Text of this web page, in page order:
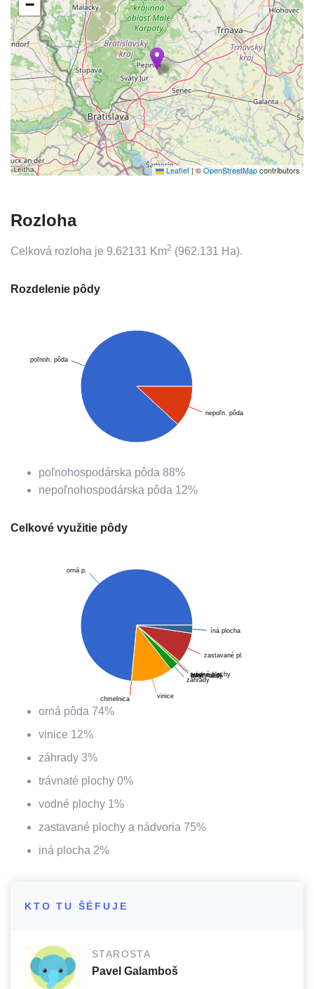
−
Leaflet|©OpenStreetMapcontributors
Rozloha
Celková rozloha je 9.62131 Km2 (962.131 Ha).
Rozdelenie pôdy
poľnoh. pôda
nepoľn. pôda
poľnohospodárska pôda 88%
nepoľnohospodárska pôda 12%
Celkové využitie pôdy
orná p.
chmelnica vinice
záhrady
ovoc. sady
trávnaté pl.
lesy
vodné plochy
zastavané pl.
íná plocha
orná pôda 74%
vinice 12%
záhrady 3%
trávnaté plochy 0%
vodné plochy 1%
zastavané plochy a nádvoria 75%
iná plocha 2%
KTO TU ŠÉFUJE
STAROSTA
Pavel Galamboš